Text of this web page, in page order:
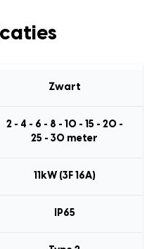
Zwart
2 - 4 - 6 - 8 - 10 - 15 - 20 -
25 - 30 meter
11kW (3F 16A)
IP65